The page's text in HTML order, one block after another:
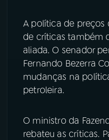
A política de preços
de críticas também
aliada. O senador
Fernando Bezerra
mudanças na
petroleira.
O ministro da
rebateu as críticas.